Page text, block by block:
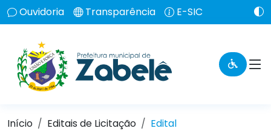
Ouvidoria Transparência E-SIC
Início Editais de Licitação Edital